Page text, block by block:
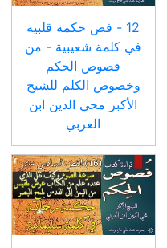
12 - فص حكمة قلبية
في كلمة شعيبية - من
فصوص الحكم
وخصوص الكلم للشيخ
الأكبر محي الدين ابن
العربي